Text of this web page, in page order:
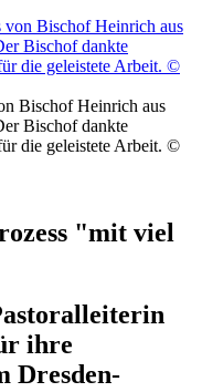
Bischof Heinrich aus
Bischof dankte
die geleistete Arbeit. ©
"mit viel
ihre
Dresden-